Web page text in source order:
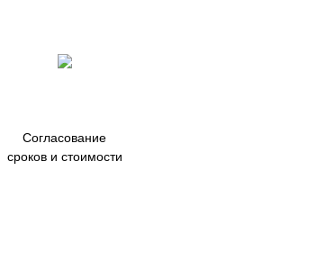
Согласование
сроков и стоимости